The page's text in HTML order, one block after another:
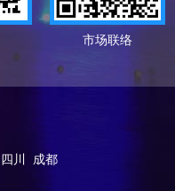
市场联络
四川 成都